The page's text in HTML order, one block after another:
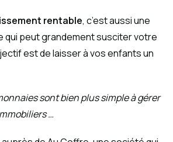
rentable, c’est aussi une
qui peut grandement susciter votre
est de laisser à vos enfants un
sont bien plus simple à gérer
…